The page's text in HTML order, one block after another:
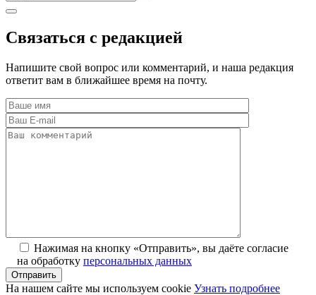
Связаться с редакцией
Напишите свой вопрос или комментарий, и наша редакция
ответит вам в ближайшее время на почту.
Нажимая на кнопку «Отправить», вы даёте согласие
на обработку персональных данных
На нашем сайте мы используем cookie Узнать подробнее